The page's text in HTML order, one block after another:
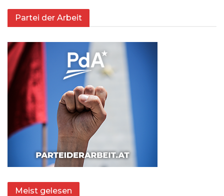
Partei der Arbeit
Meist gelesen